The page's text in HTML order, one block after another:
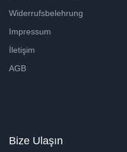
Widerrufsbelehrung
Impressum
İletişim
AGB
Bize Ulaşın